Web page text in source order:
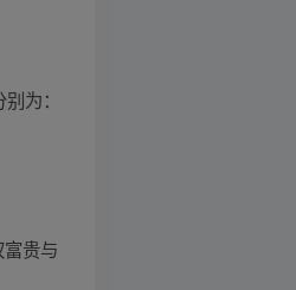
为：
贵与